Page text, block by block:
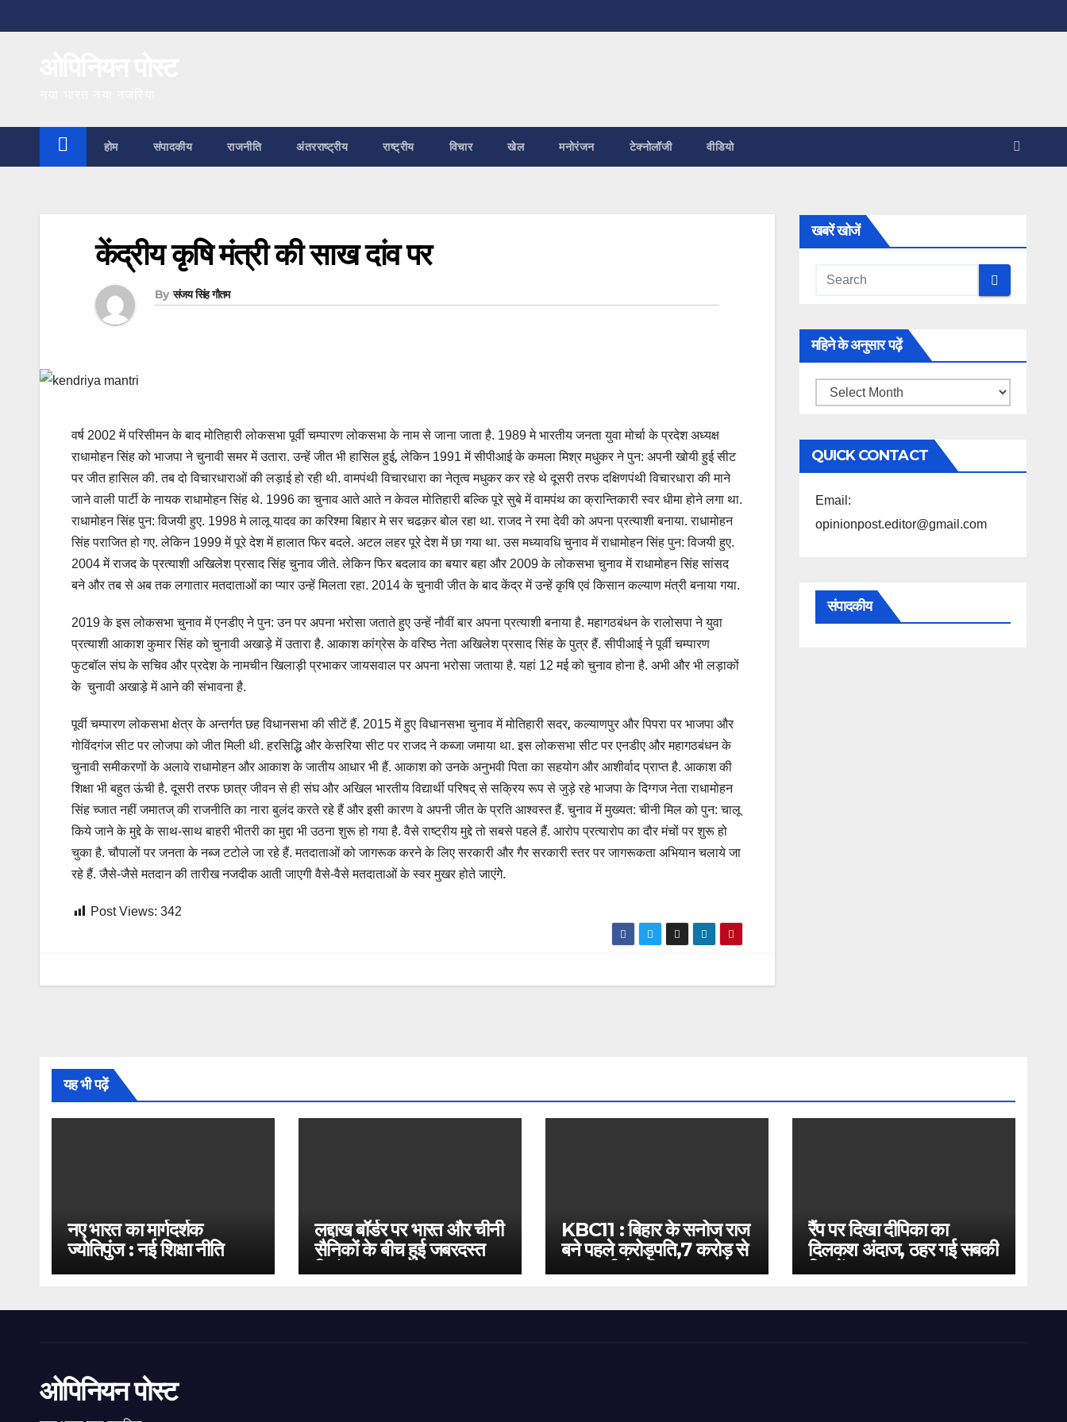
to
होम संपादकीय राजनीति अंतरराष्ट्रीय राष्ट्रीय विचार खेल मनोरंजन टेक्नोलॉजी वीडियो
केंद्रीय कृषि मंत्री की साख दांव पर
By संजय सिंह गौतम
वर्ष 2002 में परिसीमन के बाद मोतिहारी लोकसभा पूर्वी चम्पारण लोकसभा के नाम से जाना जाता है. 1989 मे भारतीय जनता युवा मोर्चा के प्रदेश अध्यक्ष
राधामोहन सिंह को भाजपा ने चुनावी समर में उतारा. उन्हें जीत भी हासिल हुई,लेकिन 1991 में सीपीआई के कमला मिश्र मधुकर ने पुन: अपनी खोयी हुई सीट
पर जीत हासिल की. तब दो विचारधाराओं की लड़ाई हो रही थी. वामपंथी विचारधारा का नेतृत्व मधुकर कर रहे थे दूसरी तरफ दक्षिणपंथी विचारधारा की माने
जाने वाली पार्टी के नायक राधामोहन सिंह थे. 1996 का चुनाव आते आते न केवल मोतिहारी बल्कि पूरे सुबे में वामपंथ का क्रान्तिकारी स्वर धीमा होने लगा था.
राधामोहन सिंह पुन: विजयी हुए. 1998 मे लालू यादव का करिश्मा बिहार मे सर चढक़र बोल रहा था. राजद ने रमा देवी को अपना प्रत्याशी बनाया. राधामोहन
सिंह पराजित हो गए. लेकिन 1999 में पूरे देश में हालात फिर बदले. अटल लहर पूरे देश में छा गया था. उस मध्यावधि चुनाव में राधामोहन सिंह पुन: विजयी हुए.
2004 में राजद के प्रत्याशी अखिलेश प्रसाद सिंह चुनाव जीते. लेकिन फिर बदलाव का बयार बहा और 2009 के लोकसभा चुनाव में राधामोहन सिंह सांसद
बने और तब से अब तक लगातार मतदाताओं का प्यार उन्हें मिलता रहा. 2014 के चुनावी जीत के बाद केंद्र में उन्हें कृषि एवं किसान कल्याण मंत्री बनाया गया.
2019 के इस लोकसभा चुनाव में एनडीए ने पुन: उन पर अपना भरोसा जताते हुए उन्हें नौवीं बार अपना प्रत्याशी बनाया है. महागठबंधन के रालोसपा ने युवा
प्रत्याशी आकाश कुमार सिंह को चुनावी अखाड़े में उतारा है. आकाश कांग्रेस के वरिष्ठ नेता अखिलेश प्रसाद सिंह के पुत्र हैं. सीपीआई ने पूर्वी चम्पारण
फुटबॉल संघ के सचिव और प्रदेश के नामचीन खिलाड़ी प्रभाकर जायसवाल पर अपना भरोसा जताया है. यहां 12 मई को चुनाव होना है. अभी और भी लड़ाकों
के चुनावी अखाड़े में आने की संभावना है.
पूर्वी चम्पारण लोकसभा क्षेत्र के अन्तर्गत छह विधानसभा की सीटें हैं. 2015 में हुए विधानसभा चुनाव में मोतिहारी सदर,कल्याणपुर और पिपरा पर भाजपा और
गोविंदगंज सीट पर लोजपा को जीत मिली थी. हरसिद्धि और केसरिया सीट पर राजद ने कब्जा जमाया था. इस लोकसभा सीट पर एनडीए और महागठबंधन के
चुनावी समीकरणों के अलावे राधामोहन और आकाश के जातीय आधार भी हैं. आकाश को उनके अनुभवी पिता का सहयोग और आशीर्वाद प्राप्त है. आकाश की
शिक्षा भी बहुत ऊंची है. दूसरी तरफ छात्र जीवन से ही संघ और अखिल भारतीय विद्यार्थी परिषद् से सक्रिय रूप से जुड़े रहे भाजपा के दिग्गज नेता राधामोहन
सिंह च्जात नहीं जमातज् की राजनीति का नारा बुलंद करते रहे हैं और इसी कारण वे अपनी जीत के प्रति आश्वस्त हैं. चुनाव में मुख्यत: चीनी मिल को पुन: चालू
किये जाने के मुद्दे के साथ-साथ बाहरी भीतरी का मुद्दा भी उठना शुरू हो गया है. वैसे राष्ट्रीय मुद्दे तो सबसे पहले हैं. आरोप प्रत्यारोप का दौर मंचों पर शुरू हो
चुका है. चौपालों पर जनता के नब्ज टटोले जा रहे हैं. मतदाताओं को जागरूक करने के लिए सरकारी और गैर सरकारी स्तर पर जागरूकता अभियान चलाये जा
रहे हैं. जैसे-जैसे मतदान की तारीख नजदीक आती जाएगी वैसे-वैसे मतदाताओं के स्वर मुखर होते जाएंगेे.
Post Views: 342
खबरें खोजें
महिने के अनुसार पढ़ें
महिने
अनुसार
पढ़ें
QUICK CONTACT
Email:
opinionpost.editor@gmail.com
संपादकीय
यह भी पढ़ें
नए भारत का मार्गदर्शक
ज्योतिपुंज : नई शिक्षा नीति
2020
लद्दाख बॉर्डर पर भारत और चीनी
सैनिकों के बीच हुई जबरदस्त
भिड़ंत
KBC11 : बिहार के सनोज राज
बने पहले करोड़पति,7 करोड़ से
बस इतनी है दूरी
रैंप पर दिखा दीपिका का
दिलकश अंदाज, ठहर गई सबकी
निगाहें
ओपिनियन पोस्ट